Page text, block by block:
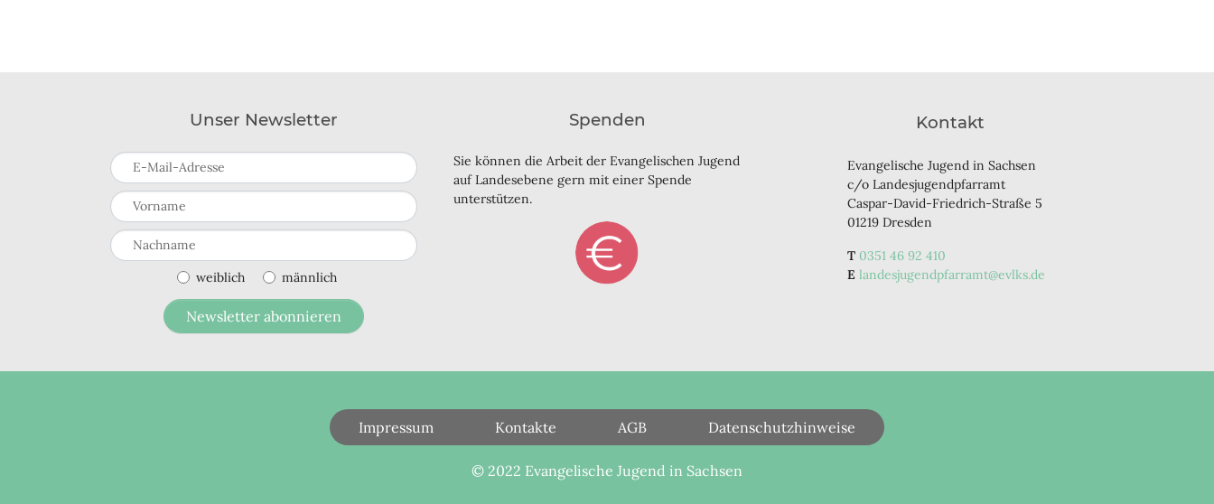
Unser Newsletter
weiblich männlich
Newsletter abonnieren
Spenden
Sie können die Arbeit der Evangelischen Jugend
auf Landesebene gern mit einer Spende
unterstützen.
Kontakt
Evangelische Jugend in Sachsen
c/o Landesjugendpfarramt
Caspar-David-Friedrich-Straße 5
01219 Dresden
0351 46 92 410
landesjugendpfarramt@evlks.de
Impressum Kontakte AGB Datenschutzhinweise
© 2022 Evangelische Jugend in Sachsen